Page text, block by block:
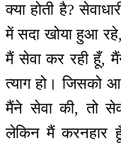
क्या होती है?
में सदा खोया हुआ
मैं सेवा कर रही हूँ,
त्याग हो। जिसको
मैंने सेवा की, तो
लेकिन मैं करनहार